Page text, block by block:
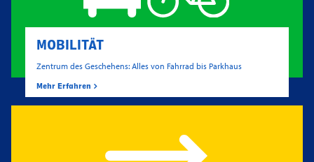
MOBILITÄT
Zentrum des Geschehens: Alles von Fahrrad bis Parkhaus
Mehr Erfahren